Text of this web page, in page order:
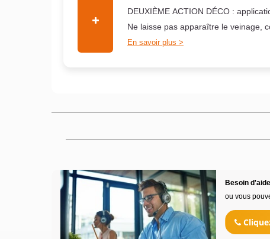
DEUXIÈME ACTION DÉCO :
Ne laisse pas apparaître le veinage,
En savoir plus
Besoin
ou vous